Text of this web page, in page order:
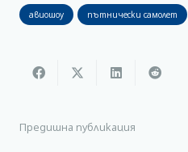
авиошоу пътнически самолет
Предишна публикация